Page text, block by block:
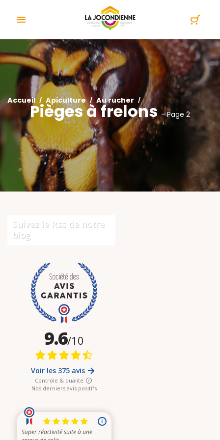

Accueil Apiculture Au rucher
Pièges à frelons- Page 2
Suivez le Rss de notre
blog
Panneau de gestion des cookies